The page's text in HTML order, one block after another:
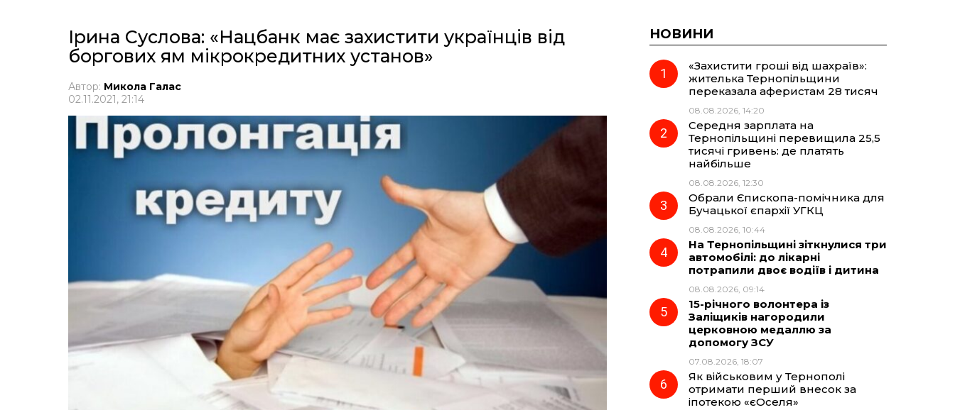
Ірина Суслова: «Нацбанк має захистити українців від
боргових ям мікрокредитних установ»
Автор: Микола Галас
02.11.2021, 21:14
НОВИНИ
«Захистити гроші від шахраїв»:
жителька Тернопільщини
переказала аферистам 28 тисяч
08.08.2026, 14:20
Середня зарплата на
Тернопільщині перевищила 25,5
тисячі гривень: де платять
найбільше
08.08.2026, 12:30
Обрали Єпископа-помічника для
Бучацької єпархії УГКЦ
08.08.2026, 10:44
На Тернопільщині зіткнулися три
автомобілі: до лікарні
потрапили двоє водіїв і дитина
08.08.2026, 09:14
15-річного волонтера із
Заліщиків нагородили
церковною медаллю за
допомогу ЗСУ
07.08.2026, 18:07
Як військовим у Тернополі
отримати перший внесок за
іпотекою «єОселя»